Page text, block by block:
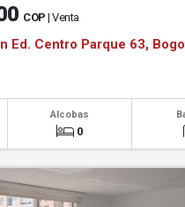
COP | Venta
Ed. Centro Parque 63,
Alcobas
0